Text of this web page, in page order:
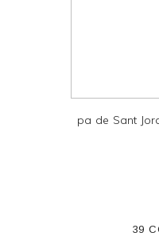
pa de Sant
39